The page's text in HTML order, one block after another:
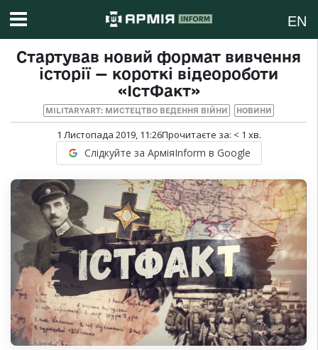
EN
Стартував новий формат вивчення
історії — короткі відеороботи
«ІстФакт»
MILITARYART: МИСТЕЦТВО ВЕДЕННЯ ВІЙНИ НОВИНИ
1 Листопада 2019, 11:26Прочитаєте за: < 1 хв.
Слідкуйте за АрміяInform в Google